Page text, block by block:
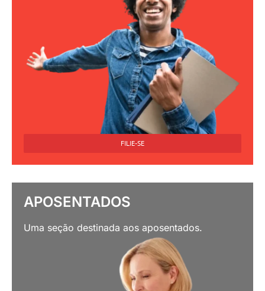
FILIE-SE
APOSENTADOS
Uma seção destinada aos aposentados.